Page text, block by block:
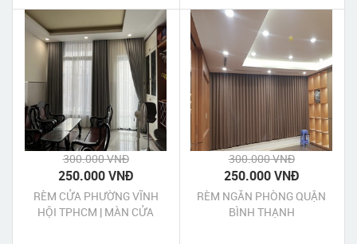
TPHCM
300.000 VNĐ
250.000 VNĐ
RÈM CỬA PHƯỜNG VĨNH
HỘI TPHCM | MÀN CỬA
300.000 VNĐ
250.000 VNĐ
RÈM NGĂN PHÒNG QUẬN
BÌNH THẠNH